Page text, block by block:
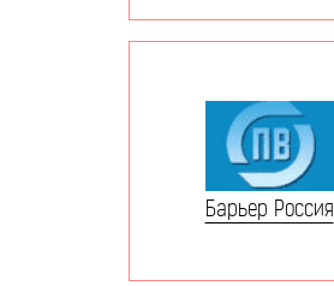
Барьер Россия